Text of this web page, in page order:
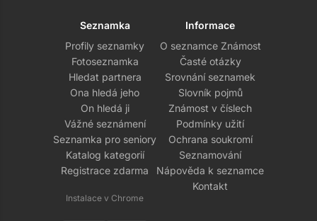
Přejít na hlavní obsah
Seznamka
Profily seznamky
Fotoseznamka
Hledat partnera
Ona hledá jeho
On hledá ji
Vážné seznámení
Seznamka pro seniory
Katalog kategorií
Registrace zdarma
Instalace v Chrome
Informace
O seznamce Známost
Časté otázky
Srovnání seznamek
Slovník pojmů
Známost v číslech
Podmínky užití
Ochrana soukromí
Seznamování
Nápověda k seznamce
Kontakt